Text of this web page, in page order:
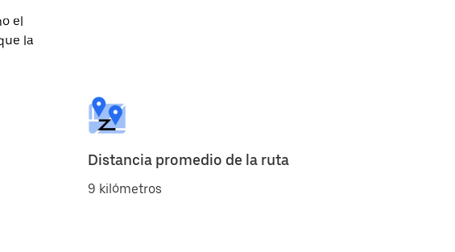
el
la
Distancia promedio de la ruta
9 kilómetros